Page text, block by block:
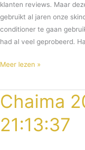
klanten reviews. Maar
gebruikt al jaren onze
conditioner te gaan
had al veel geprobeerd.
Meer lezen »
Chaima
21:13:37
Chaima
2021-
12-
04